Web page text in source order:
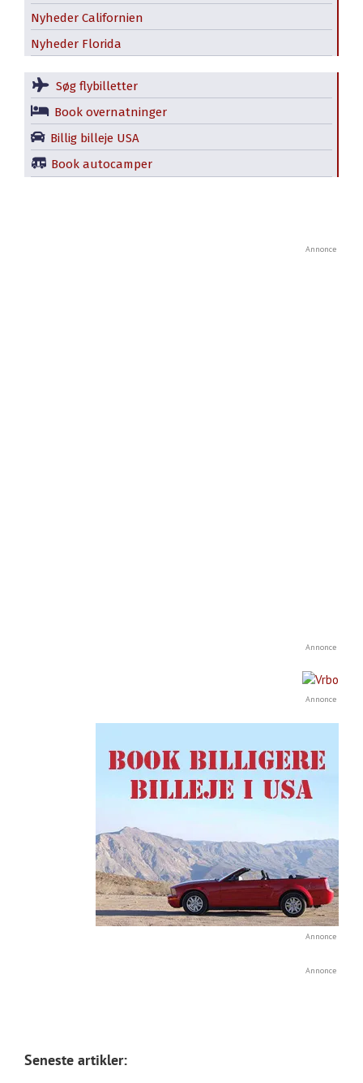
Nyheder Californien
Nyheder Florida
Søg flybilletter
Book overnatninger
Billig billeje USA
Book autocamper
Annonce
Annonce
Annonce
Annonce
Annonce
Seneste artikler: